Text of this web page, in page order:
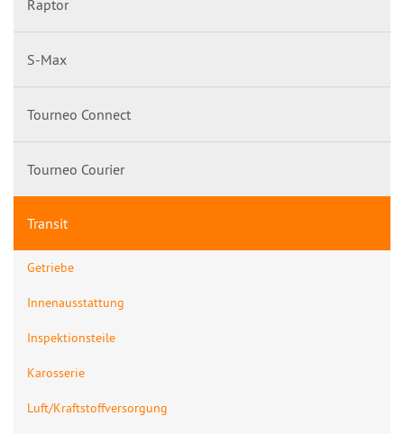
Raptor
S-Max
Tourneo Connect
Tourneo Courier
Transit
Getriebe
Innenausstattung
Inspektionsteile
Karosserie
Luft/Kraftstoffversorgung